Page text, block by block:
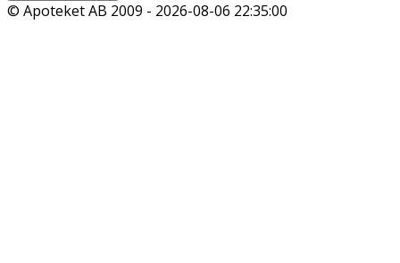
© Apoteket AB 2009 - 2026-08-06 22:35:00